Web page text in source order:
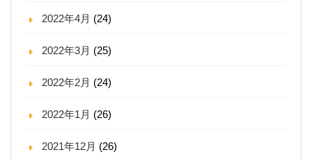
2022年4月 (24)
2022年3月 (25)
2022年2月 (24)
2022年1月 (26)
2021年12月 (26)